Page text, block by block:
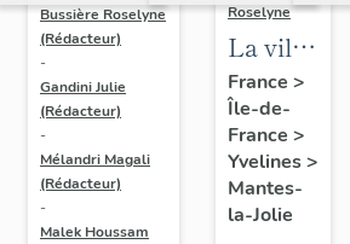
Bussière Roselyne
(Rédacteur)
-
Gandini Julie
(Rédacteur)
-
Mélandri Magali
(Rédacteur)
-
Malek Houssam
Roselyne
La ville
de
Mantes-
la-Jolie
France >
Île-de-
France >
Yvelines>
Mantes-
la-Jolie